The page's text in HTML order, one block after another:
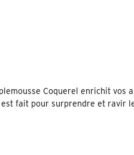
Coquerel enrichit
fait pour surprendre et ravir